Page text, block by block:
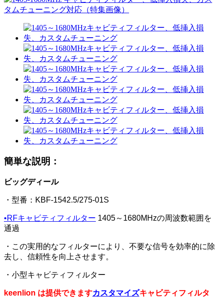
簡単な説明：
ビッグディール
・型番：KBF-1542.5/275-01S
•RFキャビティフィルター 1405～1680MHzの周波数範囲を
通過
・この実用的なフィルターにより、不要な信号を効率的に除
去し、信頼性を向上させます。
・小型キャビティフィルター
keenlion は提供できますカスタマイズキャビティフィルタ